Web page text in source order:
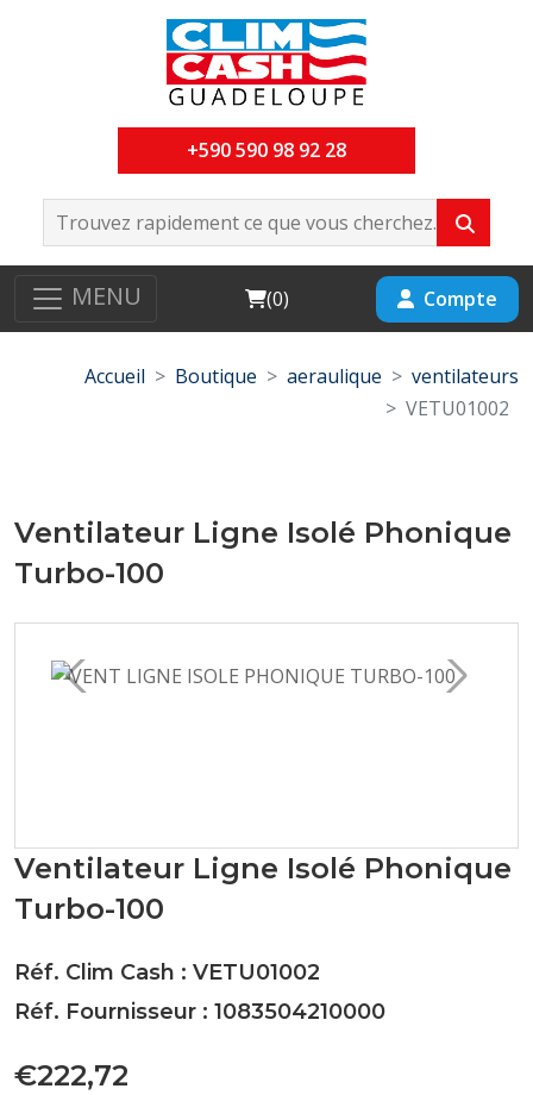
+590 590 98 92 28
MENU Cart
(0) Compte
Accueil Boutique aeraulique
ventilateurs
VETU01002
Ventilateur Ligne Isolé Phonique
Turbo-100
Ventilateur Ligne Isolé Phonique
Turbo-100
Réf. Clim Cash : VETU01002
Réf. Fournisseur : 1083504210000
€222,72